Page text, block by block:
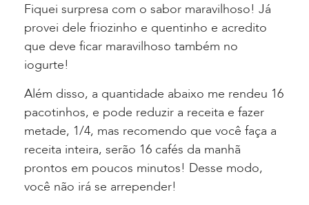
Fiquei surpresa com o sabor maravilhoso! Já
provei dele friozinho e quentinho e acredito
que deve ficar maravilhoso também no
iogurte!
Além disso, a quantidade abaixo me rendeu 16
pacotinhos, e pode reduzir a receita e fazer
metade, 1/4, mas recomendo que você faça a
receita inteira, serão 16 cafés da manhã
prontos em poucos minutos! Desse modo,
você não irá se arrepender!